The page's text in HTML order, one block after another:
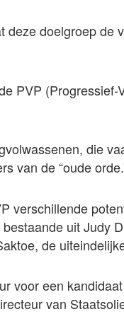
deze doelgroep de
PVP
die
van de “oude
verschillende
uit Judy
de
voor een
van